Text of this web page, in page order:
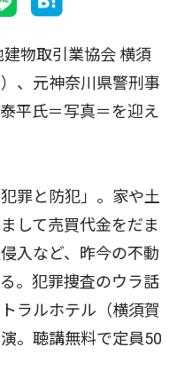
物取引業協会 横須
、元神奈川県警刑事
平氏＝写真＝を迎え
罪と防犯」。家や土
して売買代金をだま
入など、昨今の不動
。犯罪捜査のウラ話
ラルホテル（横須賀
。聴講無料で定員50